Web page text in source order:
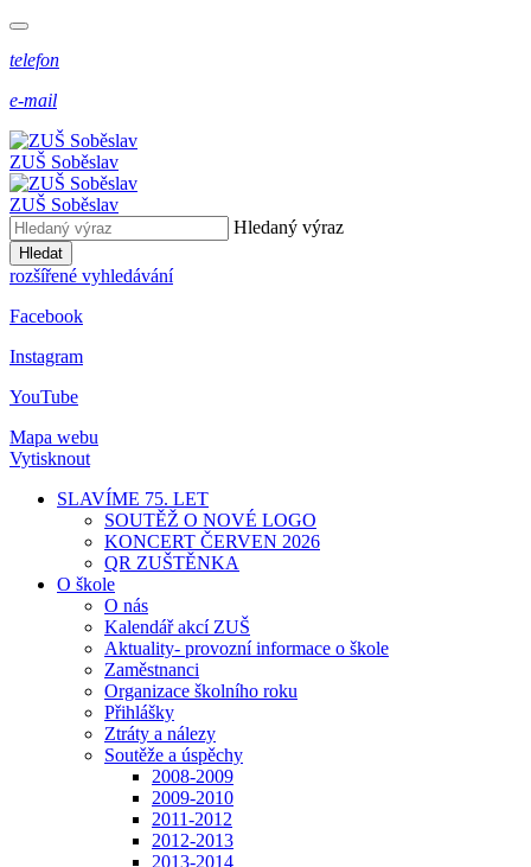
telefon
e-mail
ZUŠ Soběslav
ZUŠ Soběslav
Hledaný výraz
Hledat
rozšířené vyhledávání
Facebook
Instagram
YouTube
Mapa webu
Vytisknout
SLAVÍME 75. LET
SOUTĚŽ O NOVÉ LOGO
KONCERT ČERVEN 2026
QR ZUŠTĚNKA
O škole
O nás
Kalendář akcí ZUŠ
Aktuality- provozní informace o škole
Zaměstnanci
Organizace školního roku
Přihlášky
Ztráty a nálezy
Soutěže a úspěchy
2008-2009
2009-2010
2011-2012
2012-2013
2013-2014